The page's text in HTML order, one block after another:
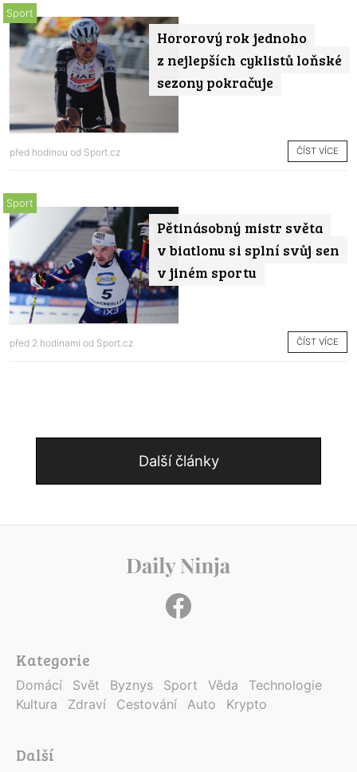
Hororový rok jednoho
z nejlepších cyklistů loňské
sezony pokračuje
Sport
před hodinou od Sport.cz ČÍST VÍCE
Pětinásobný mistr světa
v biatlonu si splní svůj sen
v jiném sportu
Sport
před 2 hodinami od Sport.cz ČÍST VÍCE
Další články
Kategorie
Domácí Svět Byznys Sport Věda
Technologie
Kultura
Zdraví Cestování Auto Krypto
Další